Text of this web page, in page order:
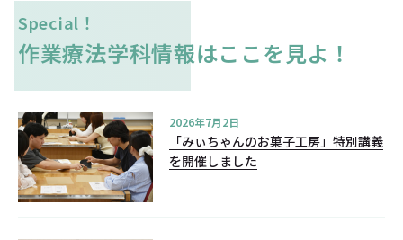
Special！
作業療法学科情報はここを見よ！
2026年7月2日
「みぃちゃんのお菓子工房」特別講義
を開催しました